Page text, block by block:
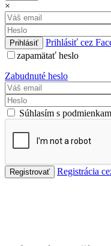
×
Prihlásiť cez
zapamätať heslo
Zabudnuté heslo
Súhlasím s
Registrácia